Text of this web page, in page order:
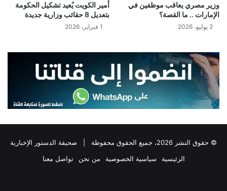
وزير مصري يعاقب موظفين في
الإمارات .. ما القصة؟
2 يوليو، 2026
أمير الكويت يُعيد تشكيل الحكومة
بتعديل 8 حقائب وزارية جديدة
1 فبراير، 2026
© حقوق النشر 2026، جميع الحقوق محفوظة |
صحيفة الدستور الإخبارية
الرئيسية
سياسية الخصوصية من نحن تواصل معنا